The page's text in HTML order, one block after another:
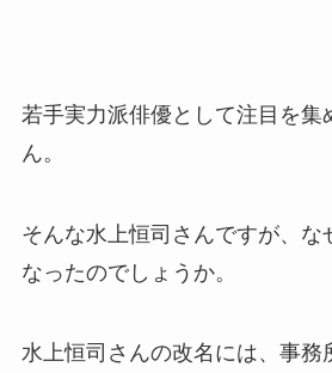
若手実力派俳優として注目を集
ん。
そんな水上恒司さんですが、な
なったのでしょうか。
水上恒司さんの改名には、事務